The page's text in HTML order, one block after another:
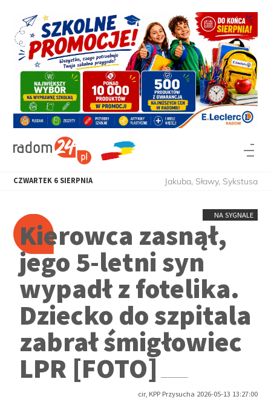
CZWARTEK 6 SIERPNIA Jakuba, Sławy, Sykstusa
NA SYGNALE
Kierowca zasnął,
jego 5-letni syn
wypadł z fotelika.
Dziecko do szpitala
zabrał śmigłowiec
LPR [FOTO]
cir, KPP Przysucha 2026-05-13 13:27:00